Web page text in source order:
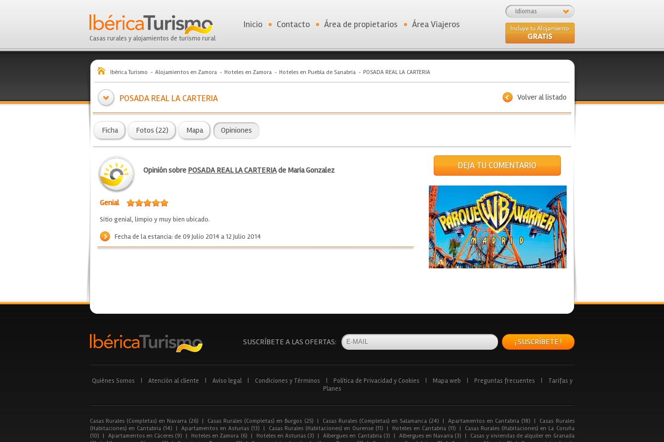
Casas rurales y alojamientos de turismo rural
Idiomas
Inicio Contacto Área de propietarios Área Viajeros
Ibérica Turismo Alojamientos en Zamora Hoteles en Zamora Hoteles en Puebla de Sanabria POSADA REAL LA CARTERIA
Volver al listado
POSADA REAL LA CARTERIA
Ficha Fotos (22) Mapa Opiniones
Opinión sobre POSADA REAL LA CARTERIAde Maria Gonzalez
Genial
Sitio genial, limpio y muy bien ubicado.
Fecha de la estancia: de 09 Julio 2014 a 12 Julio 2014
DEJA TU COMENTARIO
SUSCRÍBETE A LAS OFERTAS: ¡ SUSCRÍBETE !
Quiénes Somos Atención al cliente Aviso legal Condiciones y Términos Política de Privacidad y Cookies Mapa web Preguntas frecuentes
Tarifas y
Planes
Casas Rurales (Completas) en Navarra (26) | Casas Rurales (Completas) en Burgos (25) | Casas Rurales (Completas) en Salamanca (24) | Apartamentos en Cantabria (18) |
Casas Rurales
(Habitaciones) en Cantabria (14)
| Apartamentos en Asturias (13) | Casas Rurales (Habitaciones) en Ourense (11) | Hoteles en Cantabria (11) |
Casas Rurales (Habitaciones) en La Coruña
(10)
| Apartamentos en Cáceres (9) | Hoteles en Zamora (6) | Hoteles en Asturias (3) | Albergues en Cantabria (3) | Albergues en Navarra (3) |
Casas y viviendas de alquiler en Granada